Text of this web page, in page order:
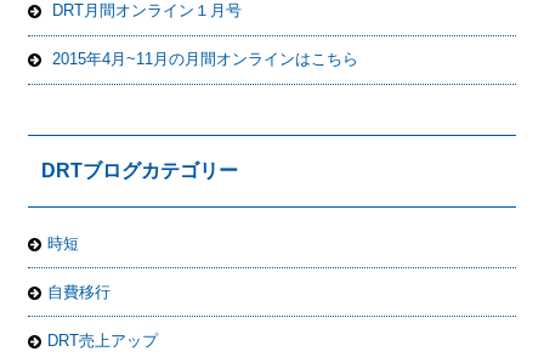
DRT月間オンライン１月号
2015年4月~11月の月間オンラインはこちら
DRTブログカテゴリー
時短
自費移行
DRT売上アップ